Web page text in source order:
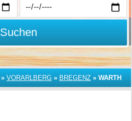
Suchen
» VORARLBERG » BREGENZ » WARTH